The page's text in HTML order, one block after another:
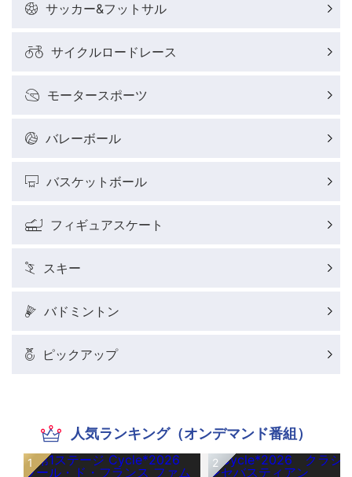
サッカー&フットサル
サイクルロードレース
モータースポーツ
バレーボール
バスケットボール
フィギュアスケート
スキー
バドミントン
ピックアップ
人気ランキング（オンデマンド番組）